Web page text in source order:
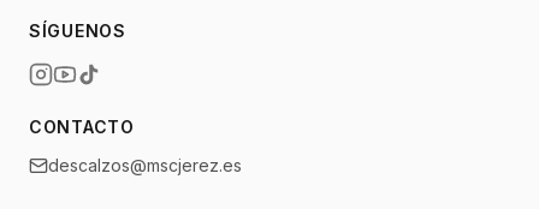
SÍGUENOS
CONTACTO
descalzos@mscjerez.es